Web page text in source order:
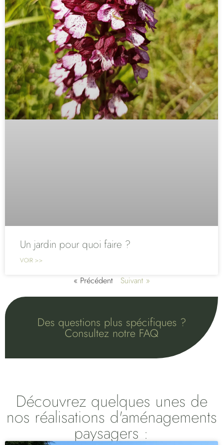
Un jardin pour quoi faire ?
VOIR >>
« Précédent Suivant »
Des questions plus spécifiques ?
Consultez notre FAQ
Découvrez quelques unes de
nos réalisations d'aménagements
paysagers :